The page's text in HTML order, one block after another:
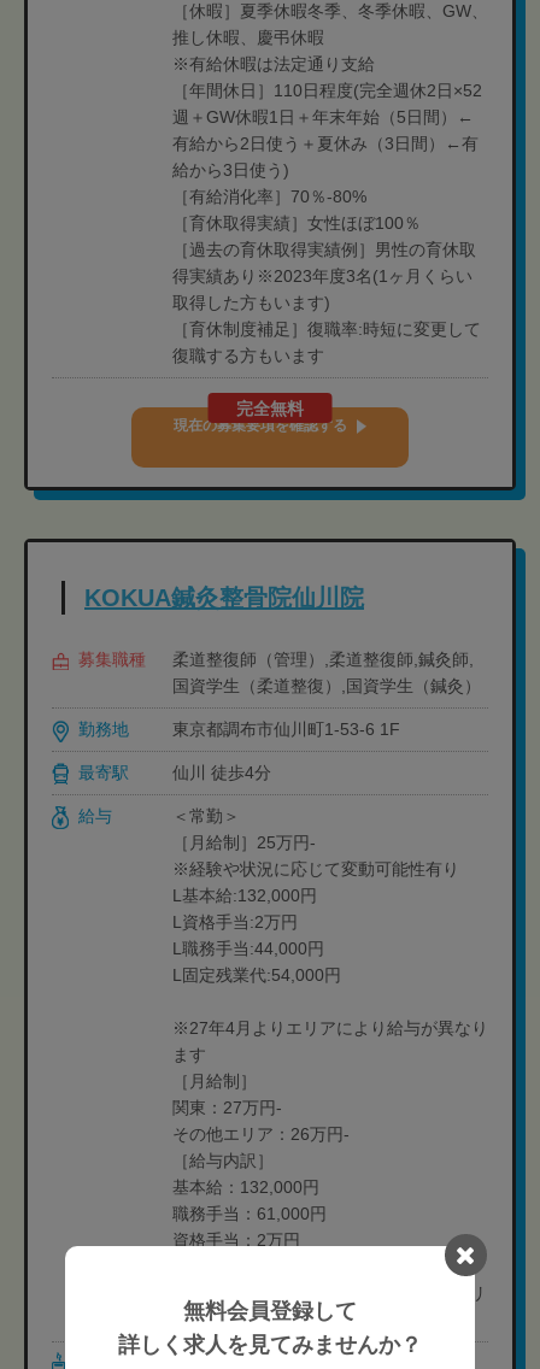
［休暇］夏季休暇冬季、冬季休暇、GW、
推し休暇、慶弔休暇
※有給休暇は法定通り支給
［年間休日］110日程度(完全週休2日×52
週＋GW休暇1日＋年末年始（5日間）←
有給から2日使う＋夏休み（3日間）←有
給から3日使う)
［有給消化率］70％-80%
［育休取得実績］女性ほぼ100％
［過去の育休取得実績例］男性の育休取
得実績あり※2023年度3名(1ヶ月くらい
取得した方もいます)
［育休制度補足］復職率:時短に変更して
復職する方もいます
完全無料
現在の募集要項を確認する
KOKUA鍼灸整骨院仙川院
募集職種
柔道整復師（管理）,柔道整復師,鍼灸師,
国資学生（柔道整復）,国資学生（鍼灸）
勤務地 東京都調布市仙川町1-53-6 1F
最寄駅 仙川 徒歩4分
給与
＜常勤＞
［月給制］25万円-
※経験や状況に応じて変動可能性有り
L基本給:132,000円
L資格手当:2万円
L職務手当:44,000円
L固定残業代:54,000円
※27年4月よりエリアにより給与が異なり
ます
［月給制］
関東：27万円-
その他エリア：26万円-
［給与内訳］
基本給：132,000円
職務手当：61,000円
資格手当：2万円
地域手当：関東エリア2万円、その他エリ
ア1万円
無料会員登録して
詳しく求人を見てみませんか？